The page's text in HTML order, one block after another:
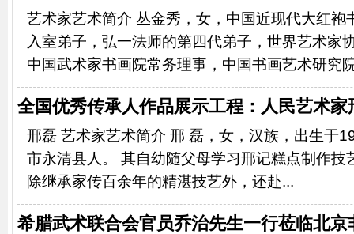
艺术家艺术简介 丛金秀，女，中国近现代大红袍
入室弟子，弘一法师的第四代弟子，世界艺术家
中国武术家书画院常务理事，中国书画艺术研究
全国优秀传承人作品展示工程：人民艺术
邢磊 艺术家艺术简介 邢 磊，女，汉族，出生于
市永清县人。 其自幼随父母学习邢记糕点制作技
除继承家传百余年的精湛技艺外，还赴...
希腊武术联合会官员乔治先生一行莅临北